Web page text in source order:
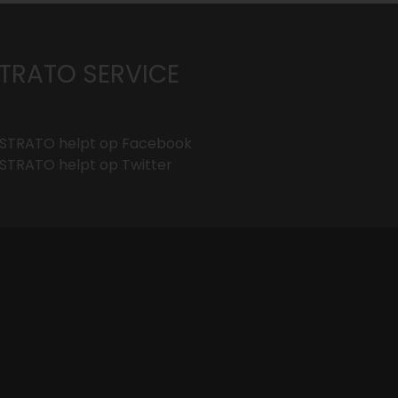
SERVICE
helpt op Facebook
helpt op Twitter